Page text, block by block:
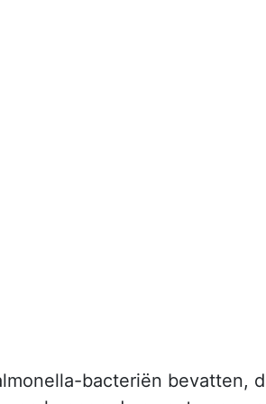
bacteriën bevatten,